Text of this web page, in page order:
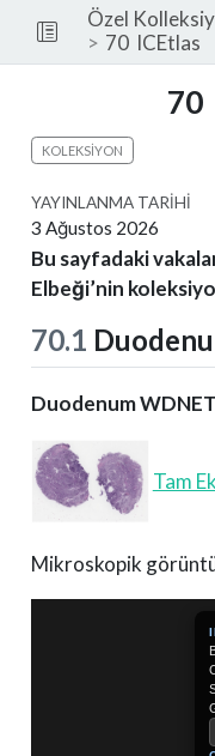
Özel
70 ICEtlas
70
KOLEKSIYON
YAYINLANMA TARIHI
3 Ağustos 2026
Bu sayfadaki
Elbeği’nin
70.1
Duodenum WDNET
Tam
Mikroskopik